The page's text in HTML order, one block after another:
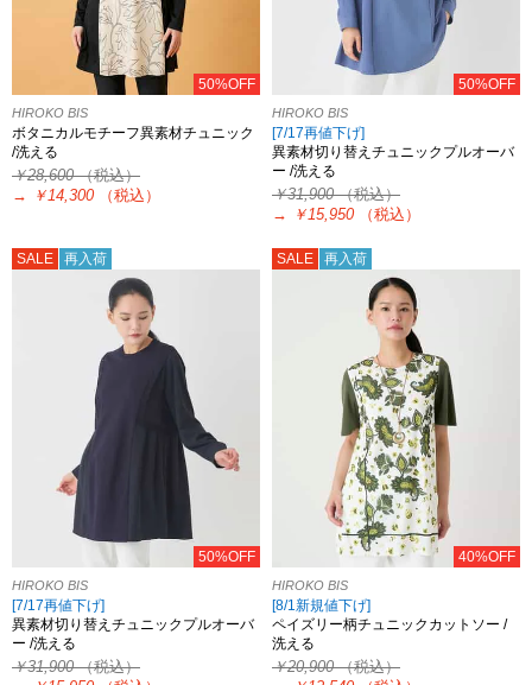
50%OFF
HIROKO BIS
ボタニカルモチーフ異素材チュニック
/洗える
￥28,600（税込）
→
￥14,300 （税込）
50%OFF
HIROKO BIS
[7/17再値下げ]
異素材切り替えチュニックプルオーバ
ー /洗える
￥31,900（税込）
→
￥15,950 （税込）
SALE 再入荷
50%OFF
HIROKO BIS
[7/17再値下げ]
異素材切り替えチュニックプルオーバ
ー /洗える
￥31,900（税込）
SALE 再入荷
40%OFF
HIROKO BIS
[8/1新規値下げ]
ペイズリー柄チュニックカットソー /
洗える
￥20,900（税込）